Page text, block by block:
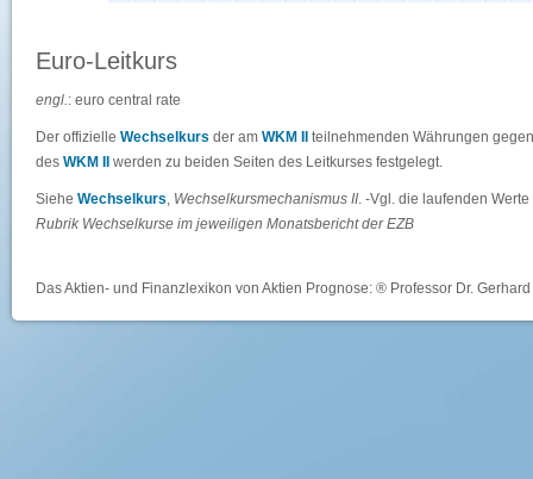
Euro-Leitkurs
engl.: euro central rate
Der offizielle Wechselkurs der am WKM II
teilnehmenden Währungen
des WKM II werden zu beiden Seiten des Leitkurses festgelegt.
Siehe Wechselkurs, Wechselkursmechanismus II. -Vgl. die laufenden
Rubrik Wechselkurse im jeweiligen Monatsbericht der EZB
Das Aktien- und Finanzlexikon von Aktien Prognose: ® Professor Dr.